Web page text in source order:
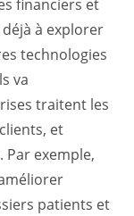
financiers et
à explorer
technologies
va
traitent les
et
exemple,
patients et